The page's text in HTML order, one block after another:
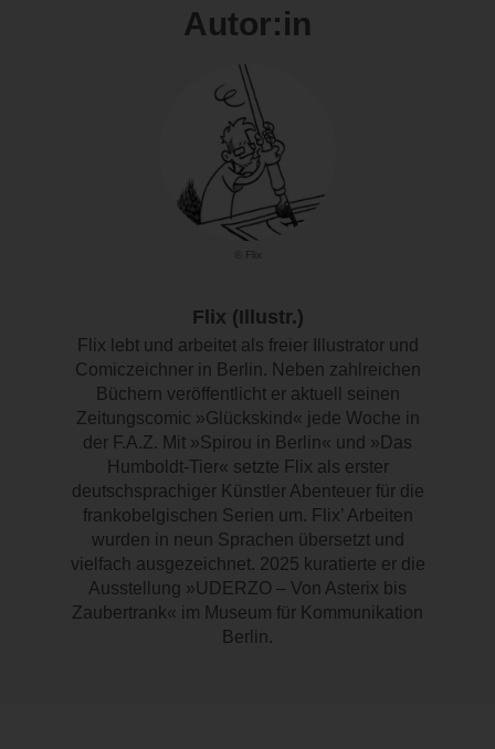
Autor:in
© Flix
Flix (Illustr.)
Flix lebt und arbeitet als freier Illustrator und
Comiczeichner in Berlin. Neben zahlreichen
Büchern veröffentlicht er aktuell seinen
Zeitungscomic »Glückskind« jede Woche in
der F.A.Z. Mit »Spirou in Berlin« und »Das
Humboldt-Tier« setzte Flix als erster
deutschsprachiger Künstler Abenteuer für die
frankobelgischen Serien um. Flix’ Arbeiten
wurden in neun Sprachen übersetzt und
vielfach ausgezeichnet. 2025 kuratierte er die
Ausstellung »UDERZO – Von Asterix bis
Zaubertrank« im Museum für Kommunikation
Berlin.